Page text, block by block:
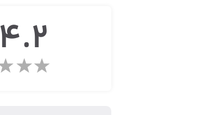
با حجم کم نصب کنید ولذت ببرید.
4.2